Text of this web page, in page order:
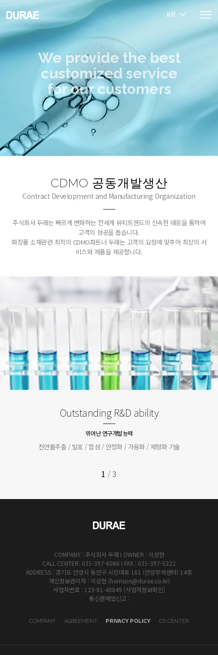
KR
We provide the best
customized service
for our customers
CDMO 공동개발생산
Contract Development and Manufacturing Organization
주식회사 두래는 빠르게 변화하는 전세계 뷰티트렌드의 신속한 대응을 통하여
고객의 성공을 돕습니다.
화장품 소재관련 최적의 CDMO파트너 두래는 고객의 요청에 맞추어 최상의 서
비스와 제품을 제공합니다.
Outstanding R&D ability
뛰어난 연구개발능력
천연물추출 / 발효 / 합성 / 안정화 / 가용화 / 제형화 기술
1 /3
COMPANY : 주식회사 두래 I OWNER : 이성현
CALL CENTER: 031-397-6066 I FAX : 031-397-5322
ADDRESS : 경기도 안양시 동안구 시민대로 161 (안양무역센터) 14층
개인정보관리자 : 이성현 (harrison@durae.co.kr)
사업자번호 : 123-81-48849 [사업자정보확인]
통신판매업신고 :
COMPANY AGREEMENT PRIVACY POLICY CS CENTER